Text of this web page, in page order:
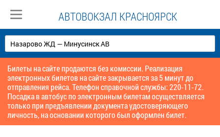
АВТОВОКЗАЛ КРАСНОЯРСК
Билеты на сайте продаются без комиссии. Реализация
электронных билетов на сайте закрывается за 5 минут до
отправления рейса. Телефон справочной службы: 220-11-72.
Посадка в автобус по электронным билетам осуществляется
только при предъявлении документа удостоверяющего
личность, на основании которого был оформлен билет.